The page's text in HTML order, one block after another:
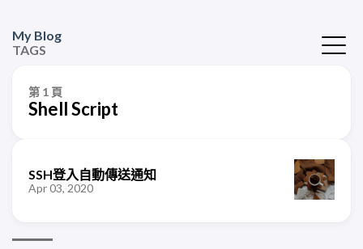
My Blog
TAGS
第 1 頁
Shell Script
SSH登入自動傳送通知
Apr 03, 2020